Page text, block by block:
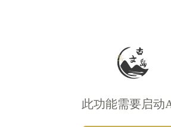
此功能需要启动